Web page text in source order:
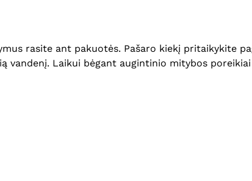
rasite ant pakuotės. Pašaro kiekį pritaikykite
vandenį. Laikui bėgant augintinio mitybos